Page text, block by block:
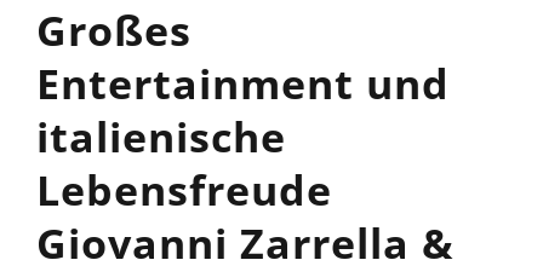
Großes
Entertainment und
italienische
Lebensfreude
Giovanni Zarrella &